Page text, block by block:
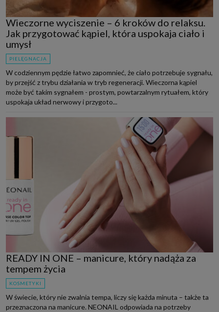
Wieczorne wyciszenie – 6 kroków do relaksu.
Jak przygotować kąpiel, która uspokaja ciało i
umysł
PIELĘGNACJA
W codziennym pędzie łatwo zapomnieć, że ciało potrzebuje sygnału,
by przejść z trybu działania w tryb regeneracji. Wieczorna kąpiel
może być takim sygnałem - prostym, powtarzalnym rytuałem, który
uspokaja układ nerwowy i przygoto...
READY IN ONE – manicure, który nadąża za
tempem życia
KOSMETYKI
W świecie, który nie zwalnia tempa, liczy się każda minuta – także ta
przeznaczona na manicure. NEONAIL odpowiada na potrzeby